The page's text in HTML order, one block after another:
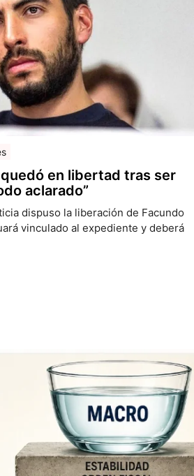
en libertad tras ser
aclarado”
dispuso la liberación de Facundo
vinculado al expediente y deberá